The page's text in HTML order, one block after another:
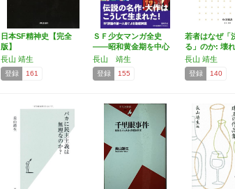
日本SF精神史【完全
版】
長山 靖生
登録 161
ＳＦ少女マンガ全史
――昭和黄金期を中心
に …
長山 靖生
登録 155
若者はなぜ「
る」のか: 壊
会…
長山 靖生
登録 140